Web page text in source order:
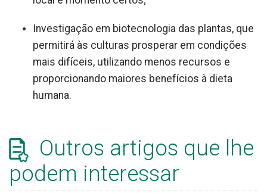
Investigação em biotecnologia das plantas, que
permitirá às culturas prosperar em condições
mais difíceis, utilizando menos recursos e
proporcionando maiores benefícios à dieta
humana.
Outros artigos que lhe
podem interessar